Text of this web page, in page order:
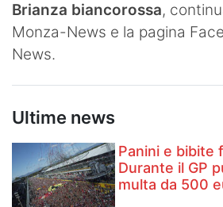
Brianza biancorossa,
Monza-News e la pagina
News.
Ultime news
Panini e bibite
Durante il GP
multa da 500